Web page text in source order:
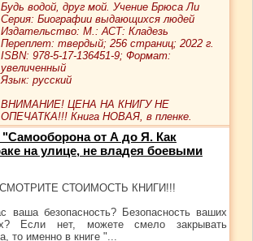
Будь водой, друг мой. Учение Брюса Ли
Серия: Биографии выдающихся людей
Издательство: М.: АСТ: Кладезь
Переплет: твердый; 256 страниц; 2022 г.
ISBN: 978-5-17-136451-9; Формат:
увеличенный
Язык: русский
ВНИМАНИЕ! ЦЕНА НА КНИГУ НЕ
ОПЕЧАТКА!!! Книга НОВАЯ, в пленке.
от А до Я. Как
на улице, не владея боевыми
СТОИМОСТЬ КНИГИ!!!
ваша безопасность? Безопасность ваших
Если нет, можете смело закрывать
то именно в книге "...